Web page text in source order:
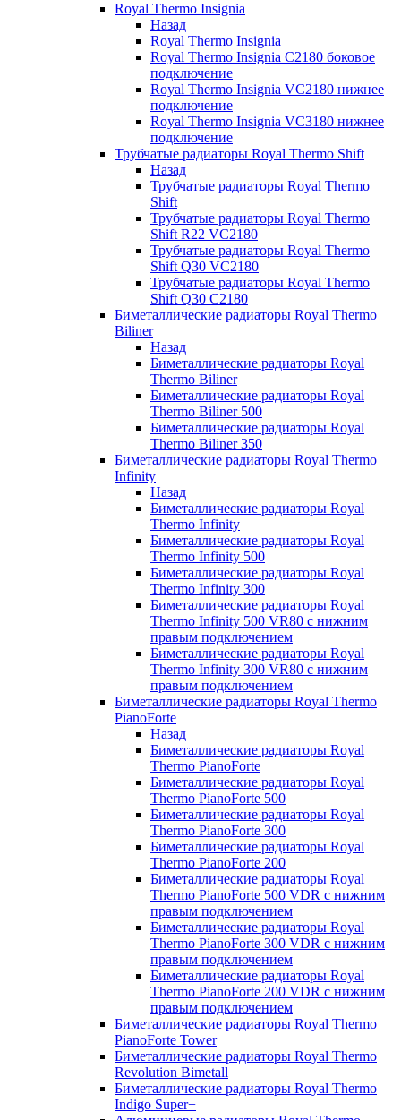
Royal Thermo Insignia
Назад
Royal Thermo Insignia
Royal Thermo Insignia C2180 боковое
подключение
Royal Thermo Insignia VC2180 нижнее
подключение
Royal Thermo Insignia VC3180 нижнее
подключение
Трубчатые радиаторы Royal Thermo Shift
Назад
Трубчатые радиаторы Royal Thermo
Shift
Трубчатые радиаторы Royal Thermo
Shift R22 VC2180
Трубчатые радиаторы Royal Thermo
Shift Q30 VC2180
Трубчатые радиаторы Royal Thermo
Shift Q30 C2180
Биметаллические радиаторы Royal Thermo
Biliner
Назад
Биметаллические радиаторы Royal
Thermo Biliner
Биметаллические радиаторы Royal
Thermo Biliner 500
Биметаллические радиаторы Royal
Thermo Biliner 350
Биметаллические радиаторы Royal Thermo
Infinity
Назад
Биметаллические радиаторы Royal
Thermo Infinity
Биметаллические радиаторы Royal
Thermo Infinity 500
Биметаллические радиаторы Royal
Thermo Infinity 300
Биметаллические радиаторы Royal
Thermo Infinity 500 VR80 с нижним
правым подключением
Биметаллические радиаторы Royal
Thermo Infinity 300 VR80 с нижним
правым подключением
Биметаллические радиаторы Royal Thermo
PianoForte
Назад
Биметаллические радиаторы Royal
Thermo PianoForte
Биметаллические радиаторы Royal
Thermo PianoForte 500
Биметаллические радиаторы Royal
Thermo PianoForte 300
Биметаллические радиаторы Royal
Thermo PianoForte 200
Биметаллические радиаторы Royal
Thermo PianoForte 500 VDR с нижним
правым подключением
Биметаллические радиаторы Royal
Thermo PianoForte 300 VDR с нижним
правым подключением
Биметаллические радиаторы Royal
Thermo PianoForte 200 VDR с нижним
правым подключением
Биметаллические радиаторы Royal Thermo
PianoForte Tower
Биметаллические радиаторы Royal Thermo
Revolution Bimetall
Биметаллические радиаторы Royal Thermo
Indigo Super+